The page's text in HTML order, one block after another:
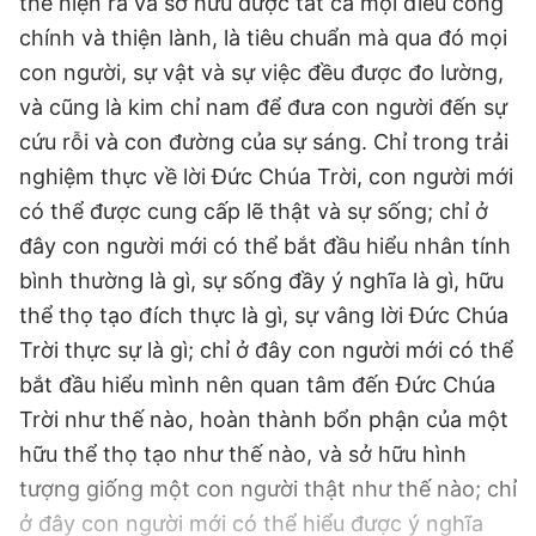
chính và thiện lành, là tiêu chuẩn mà qua đó mọi
con người, sự vật và sự việc đều được đo lường,
và cũng là kim chỉ nam để đưa con người đến sự
cứu rỗi và con đường của sự sáng. Chỉ trong trải
nghiệm thực về lời Đức Chúa Trời, con người mới
có thể được cung cấp lẽ thật và sự sống; chỉ ở
đây con người mới có thể bắt đầu hiểu nhân tính
bình thường là gì, sự sống đầy ý nghĩa là gì, hữu
thể thọ tạo đích thực là gì, sự vâng lời Đức Chúa
Trời thực sự là gì; chỉ ở đây con người mới có thể
bắt đầu hiểu mình nên quan tâm đến Đức Chúa
Trời như thế nào, hoàn thành bổn phận của một
hữu thể thọ tạo như thế nào, và sở hữu hình
tượng giống một con người thật như thế nào; chỉ
ở đây con người mới có thể hiểu được ý nghĩa